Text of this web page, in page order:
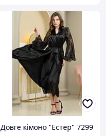
Довге кімоно "Естер" 7299